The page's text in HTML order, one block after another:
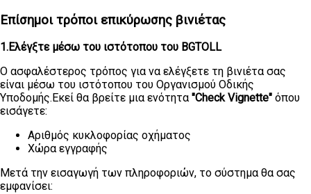
Επίσημοι τρόποι επικύρωσης βινιέτας
1.Ελέγξτε μέσω του ιστότοπου του BGTOLL
Ο ασφαλέστερος τρόπος για να ελέγξετε τη βινιέτα σας
είναι μέσω του ιστότοπου του Οργανισμού Οδικής
Υποδομής.Εκεί θα βρείτε μια ενότητα"Check Vignette" όπου
εισάγετε:
Αριθμός κυκλοφορίας οχήματος
Χώρα εγγραφής
Μετά την εισαγωγή των πληροφοριών, το σύστημα θα σας
εμφανίσει: